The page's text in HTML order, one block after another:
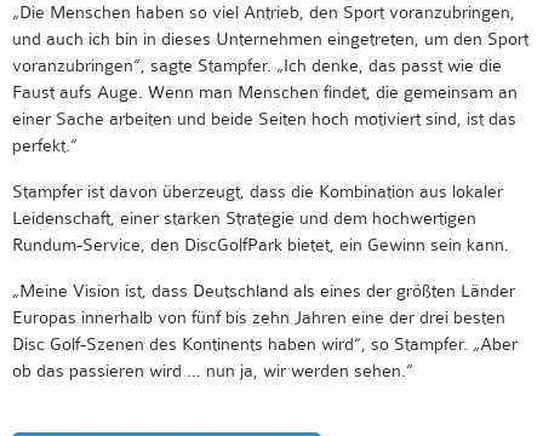
„Die Menschen haben so viel Antrieb, den Sport voranzubringen,
und auch ich bin in dieses Unternehmen eingetreten, um den Sport
voranzubringen“, sagte Stampfer. „Ich denke, das passt wie die
Faust aufs Auge. Wenn man Menschen findet, die gemeinsam an
einer Sache arbeiten und beide Seiten hoch motiviert sind, ist das
perfekt.“
Stampfer ist davon überzeugt, dass die Kombination aus lokaler
Leidenschaft, einer starken Strategie und dem hochwertigen
Rundum-Service, den DiscGolfPark bietet, ein Gewinn sein kann.
„Meine Vision ist, dass Deutschland als eines der größten Länder
Europas innerhalb von fünf bis zehn Jahren eine der drei besten
Disc Golf-Szenen des Kontinents haben wird“, so Stampfer. „Aber
ob das passieren wird … nun ja, wir werden sehen.“